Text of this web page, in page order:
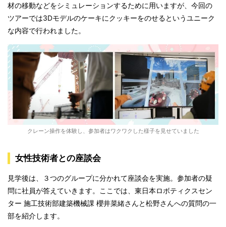
材の移動などをシミュレーションするために用いますが、今回の
ツアーでは3Dモデルのケーキにクッキーをのせるというユニーク
な内容で行われました。
クレーン操作を体験し、参加者はワクワクした様子を見せていました
女性技術者との座談会
見学後は、３つのグループに分かれて座談会を実施。参加者の疑
問に社員が答えていきます。ここでは、東日本ロボティクスセン
ター 施工技術部建築機械課 櫻井菜緒さんと松野さんへの質問の一
部を紹介します。